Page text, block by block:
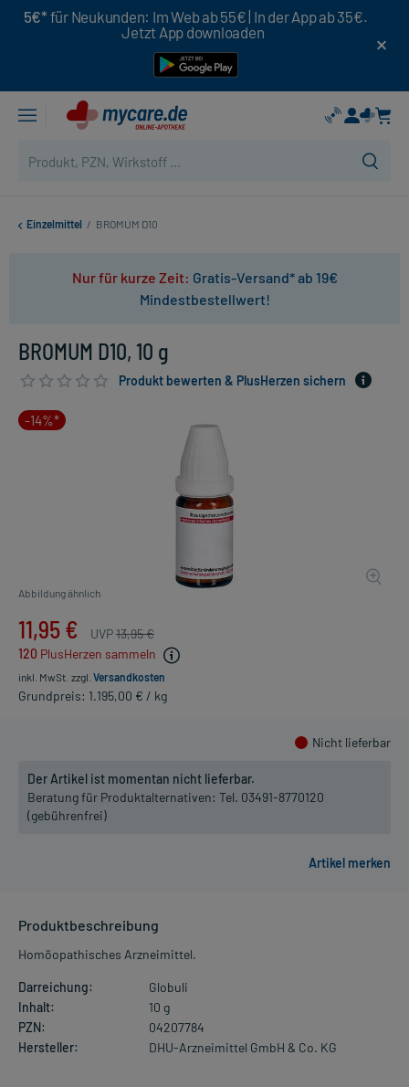
5€* für Neukunden: Im Web ab 55€ | In der App ab 35€.
Jetzt App downloaden
Einzelmittel / BROMUM D10
Nur für kurze Zeit: Gratis-Versand* ab 19€
Mindestbestellwert!
BROMUM D10, 10 g
Produkt bewerten & PlusHerzen sichern
-14%*
Abbildung ähnlich
11,95 € UVP13,95 €
120 PlusHerzen sammeln
inkl. MwSt. zzgl. Versandkosten
Grundpreis: 1.195,00 € / kg
Nicht lieferbar
Der Artikel ist momentan nicht lieferbar.
Beratung für Produktalternativen: Tel. 03491-8770120
(gebührenfrei)
Produktbeschreibung
Homöopathisches Arzneimittel.
Darreichung:
Globuli
Inhalt:
10 g
PZN:
04207784
Hersteller:
DHU-Arzneimittel GmbH & Co. KG